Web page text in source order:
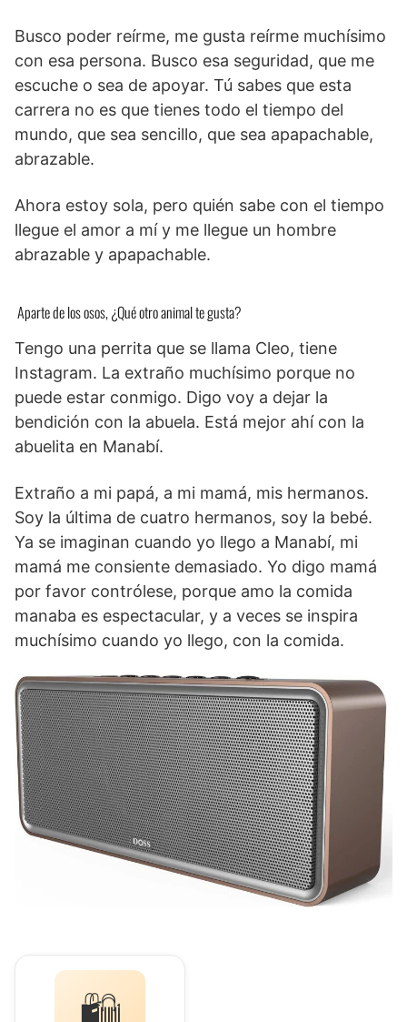
Busco poder reírme, me gusta reírme muchísimo
con esa persona. Busco esa seguridad, que me
escuche o sea de apoyar. Tú sabes que esta
carrera no es que tienes todo el tiempo del
mundo, que sea sencillo, que sea apapachable,
abrazable.
Ahora estoy sola, pero quién sabe con el tiempo
llegue el amor a mí y me llegue un hombre
abrazable y apapachable.
Aparte de los osos, ¿Qué otro animal te gusta?
Tengo una perrita que se llama Cleo, tiene
Instagram. La extraño muchísimo porque no
puede estar conmigo. Digo voy a dejar la
bendición con la abuela. Está mejor ahí con la
abuelita en Manabí.
Extraño a mi papá, a mi mamá, mis hermanos.
Soy la última de cuatro hermanos, soy la bebé.
Ya se imaginan cuando yo llego a Manabí, mi
mamá me consiente demasiado. Yo digo mamá
por favor contrólese, porque amo la comida
manaba es espectacular, y a veces se inspira
muchísimo cuando yo llego, con la comida.